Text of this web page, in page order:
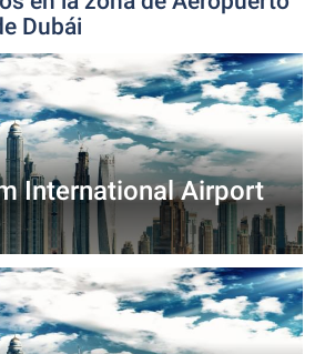
Dubái
International Airport